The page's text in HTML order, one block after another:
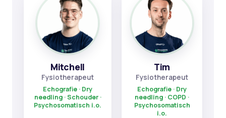
Mitchell
Fysiotherapeut
Echografie · Dry
needling · Schouder ·
Psychosomatisch i.o.
Tim
Fysiotherapeut
Echografie · Dry
needling · COPD ·
Psychosomatisch
i.o.